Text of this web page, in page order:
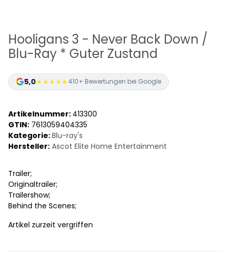
Hooligans 3 - Never Back Down /
Blu-Ray * Guter Zustand
5,0★★★★★410+ Bewertungen bei Google
Artikelnummer: 413300
GTIN: 7613059404335
Kategorie:Blu-ray's
Hersteller: Ascot Elite Home Entertainment
Trailer;
Originaltrailer;
Trailershow;
Behind the Scenes;
Artikel zurzeit vergriffen